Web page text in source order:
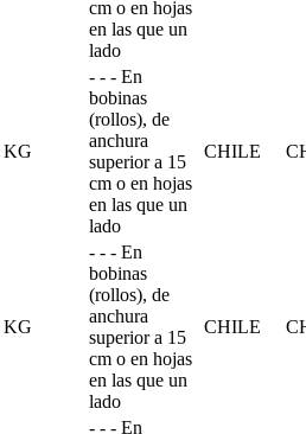
cm o en hojas
en las que un
lado
KG
- - - En
bobinas
(rollos), de
anchura
superior a 15
cm o en hojas
en las que un
lado
CHILE
KG
- - - En
bobinas
(rollos), de
anchura
superior a 15
cm o en hojas
en las que un
lado
CHILE
- - - En